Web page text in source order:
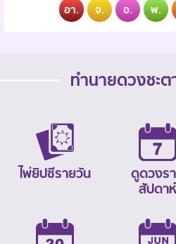
อา. จ. อ. พ.
ทำนายดวงชะ
ไพ่ยิปซีรายวัน
ดูดวงร
สัปดาห์